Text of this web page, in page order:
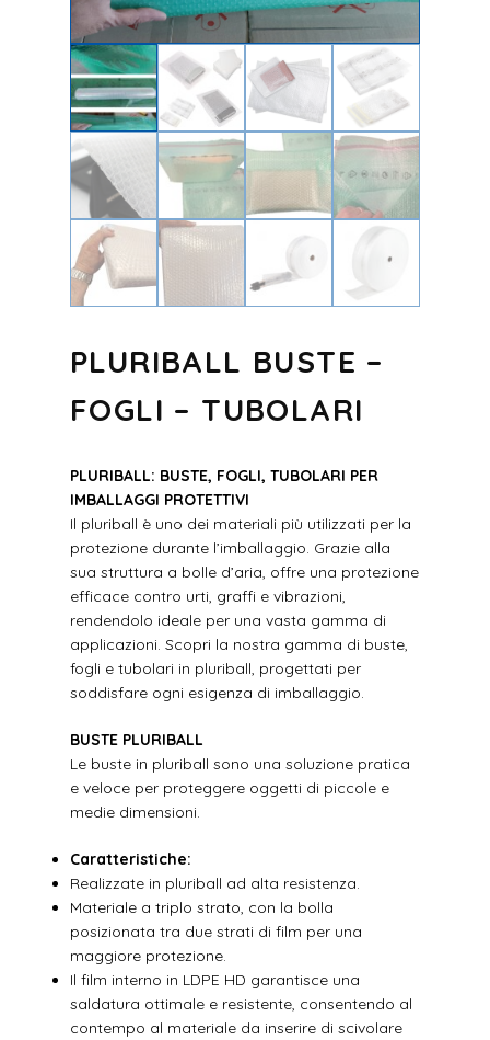
PLURIBALL BUSTE –
FOGLI – TUBOLARI
PLURIBALL: BUSTE, FOGLI, TUBOLARI PER
IMBALLAGGI PROTETTIVI
Il pluriball è uno dei materiali più utilizzati per la
protezione durante l’imballaggio. Grazie alla
sua struttura a bolle d’aria, offre una protezione
efficace contro urti, graffi e vibrazioni,
rendendolo ideale per una vasta gamma di
applicazioni. Scopri la nostra gamma di buste,
fogli e tubolari in pluriball, progettati per
soddisfare ogni esigenza di imballaggio.
BUSTE PLURIBALL
Le buste in pluriball sono una soluzione pratica
e veloce per proteggere oggetti di piccole e
medie dimensioni.
Caratteristiche:
Realizzate in pluriball ad alta resistenza.
Materiale a triplo strato, con la bolla
posizionata tra due strati di film per una
maggiore protezione.
Il film interno in LDPE HD garantisce una
saldatura ottimale e resistente, consentendo al
contempo al materiale da inserire di scivolare